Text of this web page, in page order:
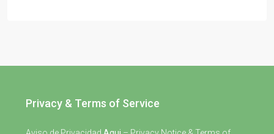
Privacy & Terms of Service